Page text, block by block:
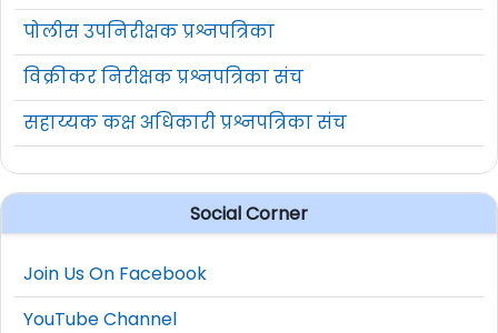
पोलीस उपनिरीक्षक प्रश्नपत्रिका
विक्रीकर निरीक्षक प्रश्नपत्रिका संच
सहाय्यक कक्ष अधिकारी प्रश्नपत्रिका संच
Social Corner
Join Us On Facebook
YouTube Channel